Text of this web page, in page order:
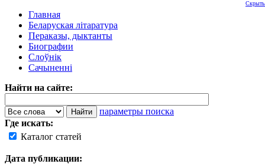
Главная
Беларуская літаратура
Пераказы, дыктанты
Биографии
Слоўнік
Сачыненні
Найти на сайте:
параметры поиска
Где искать:
Каталог статей
Дата публикации:
Скрыть